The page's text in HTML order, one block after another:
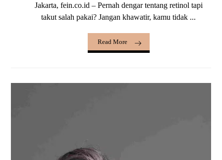
Jakarta, fein.co.id – Pernah dengar tentang retinol tapi
takut salah pakai? Jangan khawatir, kamu tidak ...
Read More